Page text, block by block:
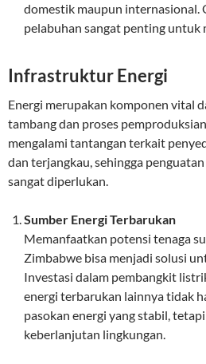
domestik maupun internasional.
pelabuhan sangat penting
Infrastruktur Energi
Energi merupakan komponen vital
tambang dan proses
mengalami tantangan terkait
dan terjangkau, sehingga
sangat diperlukan.
Sumber Energi Terbarukan
Memanfaatkan potensi tenaga
Zimbabwe bisa menjadi solusi
Investasi dalam pembangkit
energi terbarukan lainnya tidak
pasokan energi yang stabil,
keberlanjutan lingkungan.